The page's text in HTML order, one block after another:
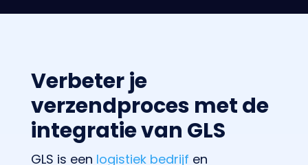
Verbeter je
verzendproces met de
integratie van GLS
GLS is een logistiek bedrijf en